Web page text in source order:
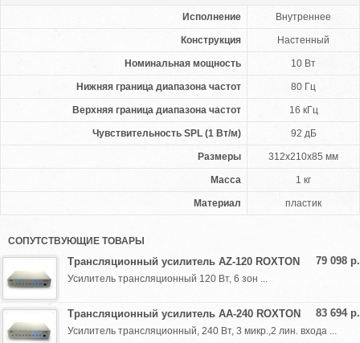
Исполнение Внутреннее
Конструкция Настенный
Номинальная мощность 10 Вт
Нижняя граница диапазона частот 80 Гц
Верхняя граница диапазона частот 16 кГц
Чувствительность SPL (1 Вт/м) 92 дБ
Размеры 312x210x85 мм
Масса 1 кг
Материал пластик
СОПУТСТВУЮЩИЕ ТОВАРЫ
79 098 р.
Трансляционный усилитель AZ-120 ROXTON
Усилитель трансляционный 120 Вт, 6 зон ...
83 694 р.
Трансляционный усилитель AA-240 ROXTON
Усилитель трансляционный, 240 Вт, 3 микр.,2 лин. входа ...